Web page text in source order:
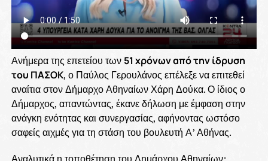
Ανήμερα της επετείου των 51 χρόνων από την ίδρυση
του ΠΑΣΟΚ, ο Παύλος Γερουλάνος επέλεξε να επιτεθεί
αναίτια στον Δήμαρχο Αθηναίων Χάρη Δούκα. Ο ίδιος ο
Δήμαρχος, απαντώντας, έκανε δήλωση με έμφαση στην
ανάγκη ενότητας και συνεργασίας, αφήνοντας ωστόσο
σαφείς αιχμές για τη στάση του βουλευτή Α’ Αθήνας.